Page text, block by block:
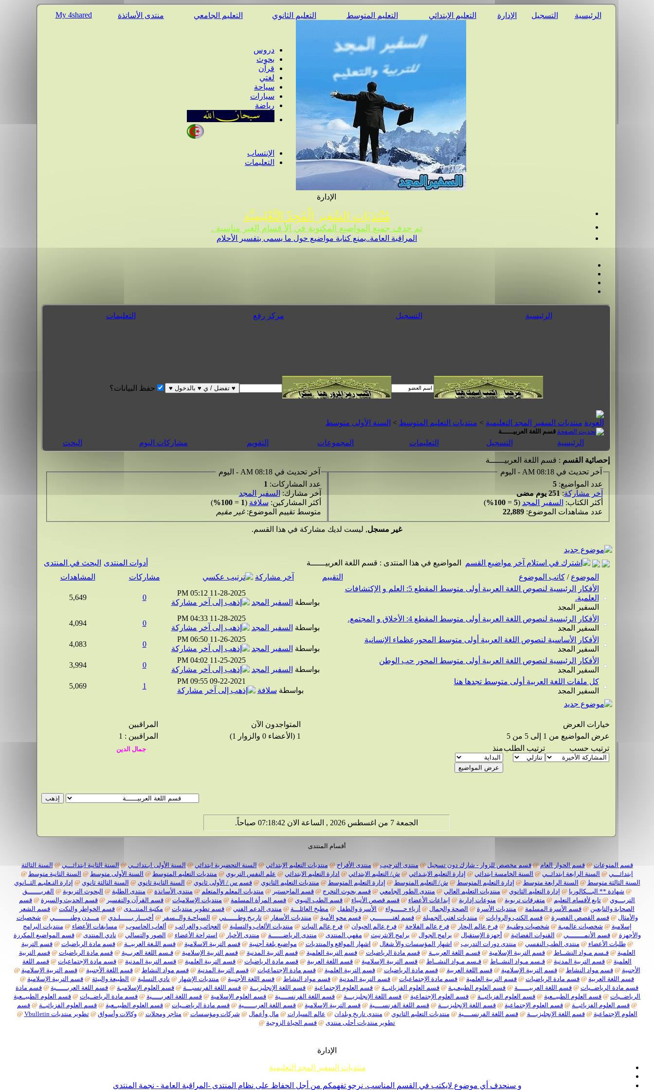
الرئيسية التسجيل الإدارة التعليم الإبتدائي التعليم المتوسط التعليم الثانوي التعليم الجامعي منتدى الأساتذة My 4shared
دروس
بحوث
قرآن
لغتي
سياحة
سيارات
رياضة
الإنتساب
التعليمات
الإدارة
مُنْتَدَيَات السَّفِير الْمُجِدّ التَّعْلِيمِيَّة
تم حدف جميع المواضيع المكتوبة في الأ قسام الغير مناسبة .
المراقبة العامة..يمنع كتابة مواضيع حول ما يسمى بتفسير الأحلام
الرئيسية التسجيل مركز رفع التعليمات
حفظ البيانات؟
منتديات السفير المجد التعليمية > منتديات التعليم المتوسط > السنة الأولى متوسط
قسم اللغة العربيــــــة
الرئيسية التسجيل التعليمات المجموعات التقويم مشاركات اليوم البحث
إحصائية القسم : قسم اللغة العربيــــــة
آخر تحديث في 08:18 AM - اليوم
عدد المواضيع:5
آخر مشاركة:251 يوم مضى
أكثر الكتاب: السفير المجد (
5
=
100%
)
عدد مشاهدات الموضوع:22,889
آخر تحديث في 08:18 AM - اليوم
عدد المشاركات: 1
آخر مشارك:السفير المجد
أكثر المشاركين: سلافة (
1
=
100%
)
متوسط تقييم الموضوع:غير مقيم
غير مسجل, ليست لديك مشاركة في هذا القسم.
المواضيع في هذا المنتدى : قسم اللغة العربيــــــة أدوات المنتدى
البحث في المنتدى
التقييم
الموضوع / كاتب الموضوع آخر مشاركة مشاركات
المشاهدات
الأفكار الرئيسية لنصوص اللغة العربية أولى متوسط المقطع 5: العلم و الإكتشافات
العلمية.
السفير المجد
11-28-2025
05:12 PM
بواسطة السفير المجد
0
5,649
الأفكار الرئيسية لنصوص اللغة العربية أولى متوسط المقطع 4: الأخلاق و المجتمع.
السفير المجد
11-28-2025
04:33 PM
بواسطة السفير المجد
0
4,094
الأفكار الأساسية لنصوص اللغة العربية أولى متوسط المحورعظماء الإنسانية
السفير المجد
11-26-2025
06:50 PM
بواسطة السفير المجد
0
4,083
الأفكار الرئيسية لنصوص اللغة العربية أولى متوسط المحور حب الوطن
السفير المجد
11-25-2025
04:02 PM
بواسطة السفير المجد
0
3,994
كل ملفات اللغة العربية أولى متوسط تجدها هنا
السفير المجد
09-22-2021
09:55 PM
بواسطة سلافة
1
5,069
خيارات العرض المتواجدون الآن
المراقبين
عرض المواضيع من 1 إلى 5 من 5
1 (الأعضاء 0 والزوار 1)
المراقبين : 1
ترتيب حسب
ترتيب الطلبمنذ
الجمعة 7 من اغسطس 2026 , الساعة الان 07:18:43 صباحاً.
أقسام المنتدى
قسم المنوعات @قسم الحوار العام @قسم مخصص للزوار - شارك دون تسجيل @منتدى الترحيب @ منتدى الأفراح @منتديات التعليم الإبتدائي @ السنة التحضيرية ابتدائي @السنة الأولى ابـتدائــي @السنة الثانية ابتدائـــي @السنة الثالثة
ابتدائـــي @ السنة الرابعة ابتدائــي @ السنة الخامسة ابتدائي @ إدارة التعليم الابتـدائي @ ش/ التعليم الابتدائي @ ادارة التعليم الابتدائي @ علم النفس التربوي @ منتديات التعليم المتوسط @ السنة الأولى متوسط @ السنة الثانية متوسط @
السنة الثالثة متوسط @ السنة الرابعة متوسط @ إدارة التعليم المتوسط @ ش/ التعليم المتوسط @ إدارة التعليم المتوسط @ منتديات التعليم الثانوي @قسم س / الأولى ثانوي @ السنة الثانية ثانوي @ السنة الثالثة ثانوي @ إدارة التـعليـم الثــانوي
@ شهادة ** البـــكالوريا @ إدارة التعليم الثانوي @ منتديات التعليم العالي @ منتدى الطور الجامعي @ قسم بحوث التخرج @ قسم الماجستير @ منتديات المعلم والمتعلم @ منتدى الأساتذة @ منتدى الطلبة @ البحوث التربوية @ الفريـــــــق
التربـــوي @ تابع لأقسام التعليم @ متفرقات تربوية @ منوعات إدارية @ إبداعات الأعضاء @ قسم قصص الأنبياء @ قسم الطب النبوي @ قسم المرأة المسلمة @ منتديات الإسلاميات @ قسم القرآن والتفسير @ قسم الحديث والسيرة @ قسم
الصحابة والتابعين @ قسم الأسرة المسلمة @ منتديات الأسرة @ الصحة والجمال @ أزياء حـــــواء @ الأسرة والطفل @ مطبخ العائلـــة @ منتدى الدعم الفني @ قسم تطوير منتديات @ مكتبة المنتــدى @ قسم الخواطر والنكت @ قسم الشعر
والأمثال @قسم القصص القصيرة @قسم الكتب والروايات @ منتديات لغتي الجميلة @قسم لغتـــــــــي @قسم محو الأمية @ منتديات الأسفار @تاريـخ وطــــــني @ السياحـة والــسفر @ أخبـــار بــــــلـدي @ مـــدن وطنــــــــي @ شخصيات
إسلامية @ شخصيات عالميـة @ شخصيات وطنـية @فرع عالم البحار @فرع عالم الفلاحة @فرع عالم الحيوان @فرع عالم النبات @ منتديات الألعاب والتسلية @ العجائب والغرائب @ ألعاب الحاسوب @ مسابقات الأعضاء @ منتديات البرامج
والأجهزة @قسم الأنمــــــــي @ القنوات الفضائية @ أجهزة الإستقبال @ برامج الجوال @ برامج الانثرنيث @ مقهي المنتدى @ منتدى الرياضــــــة @ منتدى الأخبار @ استراحة الأعضاء @ الصور والتسالي @ نادي المنتدى @قسم المواضيع المكررة
@طلبات الأعضاء @ منتدى الطب النفسي @ منتدى دورات التدريب @ اشهار المؤسسات والأ شغال @ اشهار المواقع والمنتديات @ مواضيع بلغة أجنبية @قسم التربية الاسلامية @قسم اللـغة العربيــة @قسم مادة الرياضيات @قسم التربية
العلمية @قـسم مـواد النشــاط @قسم التربية الإسلامية @قسـم اللغة العربيــة @قسم مادة الرياضيات @قسم التربية العلمية @قسم التربية المدنية @قسم التربية الإسلامية @قـسم اللغة العربــية @قسم مادة الرياضيات @قسم التربية
العلمية @ قسم التربية المدنية @ قـسم مـواد النشــاط @ قـسم مـواد النشــاط @ قسم التربية الإسلامية @ قسم اللغة العربية @ قسم مادة الرياضيات @ قسم التربية العلمية @ قسم التربية المدنية @ قسم مادة الإجتماعيات @ قسم اللغة
الأجنبية @قسم مواد النشاط @قسم التربية الإسلامية @قسم اللغة العربية @قسم مادة الرياضيات @قسم التربية العلمية @قسم مادة الإجتماعيات @قسم التربية المدنية @قسم مواد النشاط @قسم اللغة الأجنبية @قسم التربية الإسلامية @
قسم اللغة العربية @ قسم مادة الرياضيات @ قسم التربية العلمية @ قسم مادة الإجتماعيات @ قسم التربية المدنية @ قسم مواد النشاط @ قسم اللغة الأجنبية @ منتديات الإشهار @ نادي التسلية @ الطبيعة والبيئة @ قسم التربية الإسلامية @
قسم مادة الرياضــيات @ قسم اللغة العربيــــــة @ قسم العلوم الطبيعـيـة @ قسم العلوم الفزيائيــة @ قسم العلوم الإجتماعية @ قسم اللغة الإنجليزيــة @ قسم اللغة الفرنسيـــة @ قسم العلوم الإسلاميـة @ قسم اللغة العربــــــية @ قسم مادة
الرياضــيات @ قسم العلوم الطبيــعية @ قسم العلوم الفزيائيــة @ قسم العلوم الإجتماعية @ قسم اللغة الإنجليزيـــة @ قسم اللغة الفرنســــية @ قسم العلوم الإسلامية @ قسم اللغة العربـــــية @ قسم مادة الرياضــيات @ قسم العلوم الطبيــعية
@ قسم العلوم الفزيائيــة @ قسم العلوم الإجتماعية @ قسم اللغة الإنجليزيـــة @ قسم اللغة الفرنســــية @ قسم التربية الإسلامية @ قسم اللغة العربــــــية @ قسم مادة الرياضــيات @ قسم العلوم الطبيــعية @ قسم العلوم الفزيائيــة @ قسم
العلوم الإجتماعية @قسم اللغة الإنجليزيـــة @قسم اللغة الفرنســــية @ منتديات التعليم الثانوي @ منتدى تاريخ وبلدان @ عالم السيارات @ مال وأعمال @ شركات ومؤسسات @ متاجر ومحلات @وكالات وأسواق @تطوير منتديات Vbulletin
@
تطوير منتديات أحلى منتدى @ قسم الحياة الزوجية @
الإدارة
منتديات السفير المجد التعليمية
و سنحدف أي موضوع لايكتب في القسم المناسب. نرجو تفهمكم من أجل الحفاظ على نظام المنتدى -المراقبة العامة - نجمة المنتدى